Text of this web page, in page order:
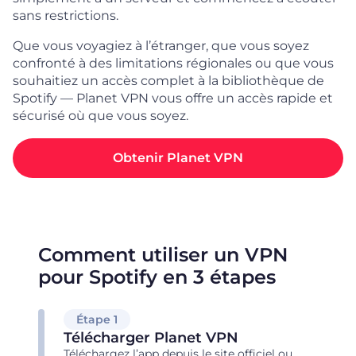
sans restrictions.
Que vous voyagiez à l’étranger, que vous soyez
confronté à des limitations régionales ou que vous
souhaitiez un accès complet à la bibliothèque de
Spotify — Planet VPN vous offre un accès rapide et
sécurisé où que vous soyez.
Obtenir Planet VPN
Comment utiliser un VPN
pour Spotify en 3 étapes
Étape 1
Télécharger Planet VPN